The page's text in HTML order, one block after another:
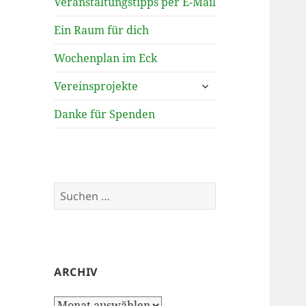
Ein Raum für dich
Wochenplan im Eck
Vereinsprojekte
untermenü
Danke für Spenden
Suchen
nach:
ARCHIV